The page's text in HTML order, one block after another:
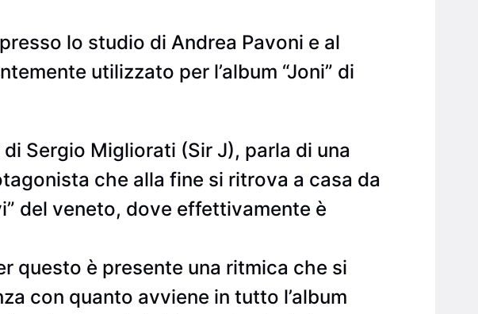
lo studio di Andrea Pavoni e al
utilizzato per l’album “Joni” di
Sergio Migliorati (Sir J), parla di una
che alla fine si ritrova a casa da
del veneto, dove effettivamente è
questo è presente una ritmica che si
con quanto avviene in tutto l’album